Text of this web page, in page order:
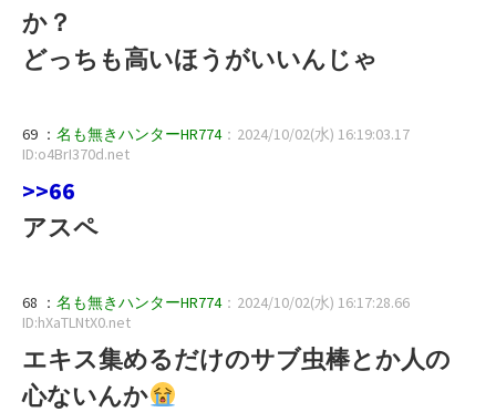
か？
どっちも高いほうがいいんじゃ
69 ： 名も無きハンターHR774：2024/10/02(水) 16:19:03.17
ID:o4BrI370d.net
>>66
アスペ
68 ： 名も無きハンターHR774：2024/10/02(水) 16:17:28.66
ID:hXaTLNtX0.net
エキス集めるだけのサブ虫棒とか人の
心ないんか